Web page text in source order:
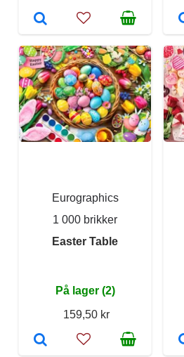
Eurographics
1 000 brikker
Easter Table
På lager (2)
159,50 kr